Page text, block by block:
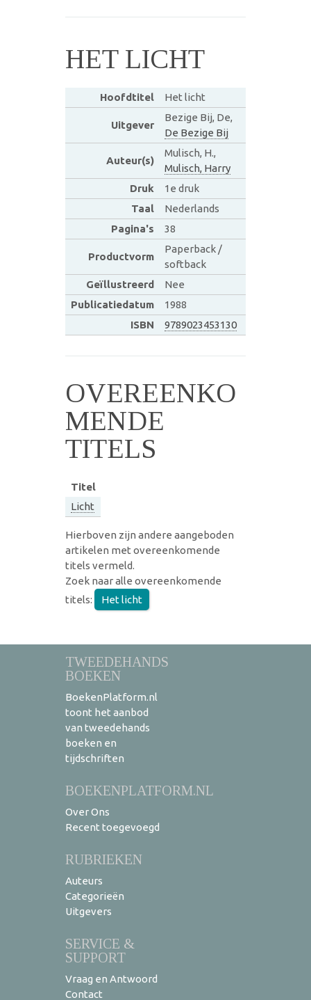
HET LICHT
Hoofdtitel Het licht
Uitgever
Bezige Bij, De,
De Bezige Bij
Auteur(s)
Mulisch, H.,
Mulisch, Harry
Druk
1e druk
Taal
Nederlands
Pagina's
38
Productvorm
Paperback /
softback
Geïllustreerd
Nee
Publicatiedatum
1988
ISBN
9789023453130
OVEREENKO
MENDE
TITELS
Titel
Licht
Hierboven zijn andere aangeboden
artikelen met overeenkomende
titels vermeld.
Zoek naar alle overeenkomende
titels:
Het licht
TWEEDEHANDS
BOEKEN
BoekenPlatform.nl
toont het aanbod
van tweedehands
boeken en
tijdschriften
BOEKENPLATFORM.NL
Over Ons
Recent toegevoegd
RUBRIEKEN
Auteurs
Categorieën
Uitgevers
SERVICE &
SUPPORT
Vraag en Antwoord
Contact